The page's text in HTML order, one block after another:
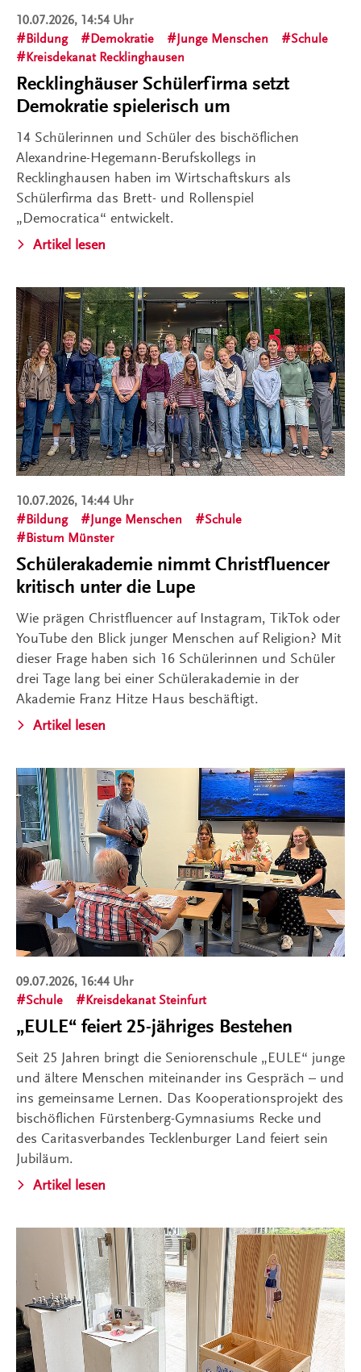
10.07.2026, 14:54 Uhr
Bildung
Demokratie Junge Menschen
Schule
Kreisdekanat Recklinghausen
Recklinghäuser Schülerfirma setzt
Demokratie spielerisch um
14 Schülerinnen und Schüler des bischöflichen
Alexandrine-Hegemann-Berufskollegs in
Recklinghausen haben im Wirtschaftskurs als
Schülerfirma das Brett- und Rollenspiel
„Democratica“ entwickelt.
Artikel lesen
10.07.2026, 14:44 Uhr
Bildung
Junge Menschen
Schule
Bistum Münster
Schülerakademie nimmt Christfluencer
kritisch unter die Lupe
Wie prägen Christfluencer auf Instagram, TikTok oder
YouTube den Blick junger Menschen auf Religion? Mit
dieser Frage haben sich 16 Schülerinnen und Schüler
drei Tage lang bei einer Schülerakademie in der
Akademie Franz Hitze Haus beschäftigt.
Artikel lesen
09.07.2026, 16:44 Uhr
Schule
Kreisdekanat Steinfurt
„EULE“ feiert 25-jähriges Bestehen
Seit 25 Jahren bringt die Seniorenschule „EULE“ junge
und ältere Menschen miteinander ins Gespräch – und
ins gemeinsame Lernen. Das Kooperationsprojekt des
bischöflichen Fürstenberg-Gymnasiums Recke und
des Caritasverbandes Tecklenburger Land feiert sein
Jubiläum.
Artikel lesen